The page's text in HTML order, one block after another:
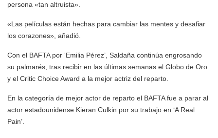
persona «tan altruista».
«Las películas están hechas para cambiar las mentes y desafiar
los corazones», añadió.
Con el BAFTA por ‘Emilia Pérez’, Saldaña continúa engrosando
su palmarés, tras recibir en las últimas semanas el Globo de Oro
y el Critic Choice Award a la mejor actriz del reparto.
En la categoría de mejor actor de reparto el BAFTA fue a parar al
actor estadounidense Kieran Culkin por su trabajo en ‘A Real
Pain’.